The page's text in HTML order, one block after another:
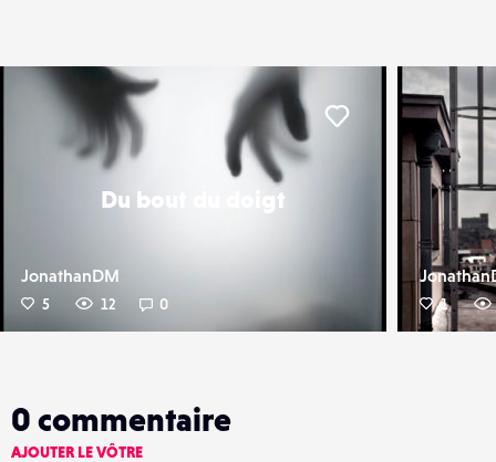
Du bout du doigt
JonathanDM
5 12 0 1
0 commentaire
AJOUTER LE VÔTRE